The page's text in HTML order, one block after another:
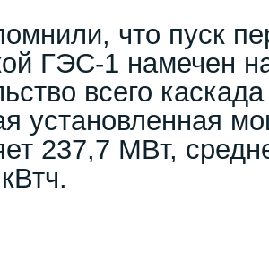
что пуск
ГЭС-1 намечен
всего
установленная
237,7 МВт,